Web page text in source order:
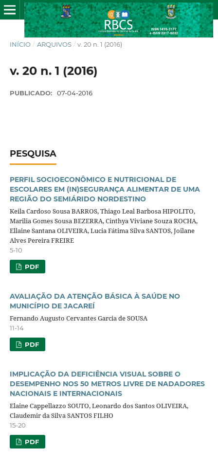
INÍCIO / ARQUIVOS / v. 20 n. 1 (2016)
v. 20 n. 1 (2016)
PUBLICADO: 07-04-2016
PESQUISA
PERFIL SOCIOECONÔMICO E NUTRICIONAL DE
ESCOLARES EM (IN)SEGURANÇA ALIMENTAR DE UMA
REGIÃO DO SEMIÁRIDO NORDESTINO
Keila Cardoso Sousa BARROS, Thiago Leal Barbosa HIPOLITO,
Marilia Gomes Sousa BEZERRA, Cinthya Viviane Souza ROCHA,
Ellaine Santana OLIVEIRA, Lucia Fátima Silva SANTOS, Joilane
Alves Pereira FREIRE
5-10
PDF
AVALIAÇÃO DA ATENÇÃO BÁSICA À SAÚDE NO
MUNICÍPIO DE JACAREÍ
Fernando Augusto Cervantes Garcia de SOUSA
11-14
PDF
IMPLICAÇÃO DA DEFICIÊNCIA VISUAL SOBRE O
DESEMPENHO NOS 50 METROS LIVRE DE NADADORES
NACIONAIS E INTERNACIONAIS
Elaine Cappellazzo SOUTO, Leonardo dos Santos OLIVEIRA,
Claudemir da Silva SANTOS FILHO
15-20
PDF